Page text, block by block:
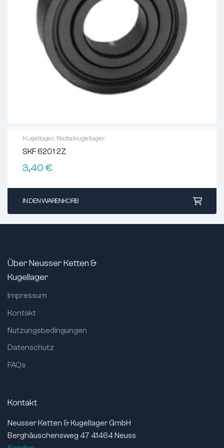
Kugellager, Radialkugellager
SKF 6201 2Z
3,40 €
IN DEN WARENKORB
Über Neusser Ketten &
Kugellager
Impressum
Kontakt
Nutzungsbedingungen
Datenschutz
FAQs
Kontakt
Neusser Ketten & Kugellager GmbH
Berghäuschensweg 47 41464 Neuss